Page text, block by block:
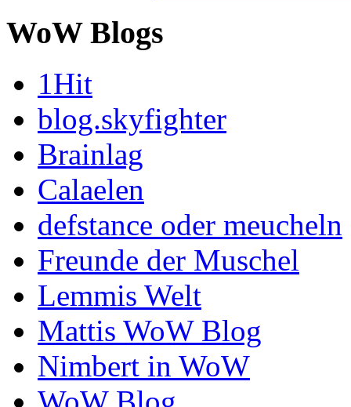
WoW Blogs
1Hit
blog.skyfighter
Brainlag
Calaelen
defstance oder meucheln
Freunde der Muschel
Lemmis Welt
Mattis WoW Blog
Nimbert in WoW